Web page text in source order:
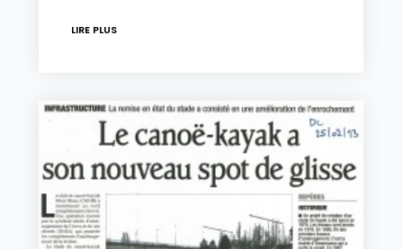
LIRE PLUS